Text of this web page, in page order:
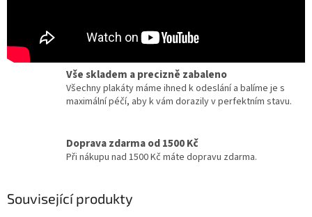
kinematografie a designu.
Vše skladem a precizně zabaleno
Všechny plakáty máme ihned k odeslání a balíme je s
maximální péčí, aby k vám dorazily v perfektním stavu.
Doprava zdarma od 1500 Kč
Při nákupu nad 1500 Kč máte dopravu zdarma.
Související produkty